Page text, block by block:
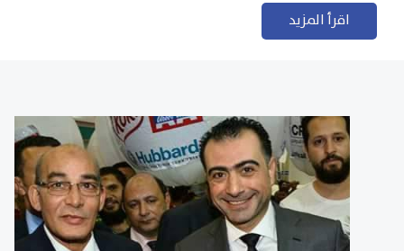
اقرأ المزيد